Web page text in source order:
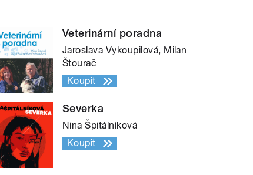
Veterinární poradna
Jaroslava Vykoupilová, Milan
Štourač
Koupit
Severka
Nina Špitálníková
Koupit